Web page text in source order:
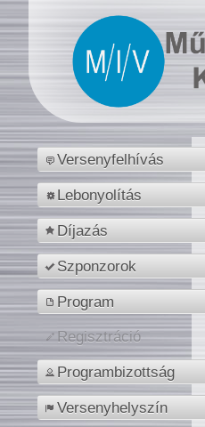
Versenyfelhívás
Lebonyolítás
Díjazás
Szponzorok
Program
Regisztráció
Programbizottság
Versenyhelyszín